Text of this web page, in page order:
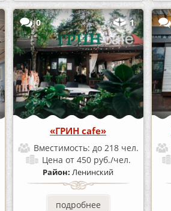
0 1
«ГРИН cafe»
Вместимость: до 218 чел.
Ценаот 450 руб./чел.
Район:Ленинский
подробнее